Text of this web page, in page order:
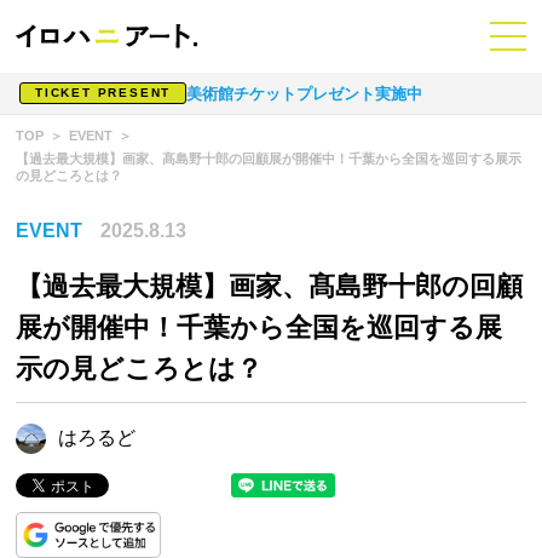
TICKET PRESENT 美術館チケットプレゼント実施中
TOP
EVENT
【過去最大規模】画家、髙島野十郎の回顧展が開催中！千葉から全国を巡回する展示
の見どころとは？
EVENT 2025.8.13
【過去最大規模】画家、髙島野十郎の回顧
展が開催中！千葉から全国を巡回する展
示の見どころとは？
はろるど